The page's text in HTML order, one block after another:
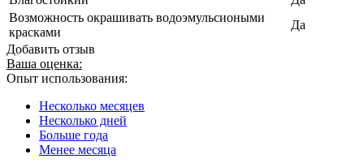
Возможность окрашивать водоэмульсиоными
красками
Да
Добавить отзыв
Ваша оценка:
Опыт использования:
Несколько месяцев
Несколько дней
Больше года
Менее месяца